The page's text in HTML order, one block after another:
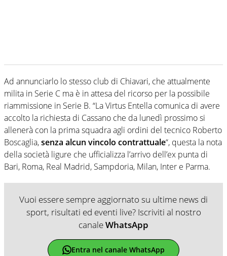
Ad annunciarlo lo stesso club di Chiavari, che attualmente
milita in Serie C ma è in attesa del ricorso per la possibile
riammissione in Serie B. “La Virtus Entella comunica di avere
accolto la richiesta di Cassano che da lunedì prossimo si
allenerà con la prima squadra agli ordini del tecnico Roberto
Boscaglia,senza alcun vincolo contrattuale“, questa la nota
della società ligure che ufficializza l’arrivo dell’ex punta di
Bari, Roma, Real Madrid, Sampdoria, Milan, Inter e Parma.
Vuoi essere sempre aggiornato su ultime news di
sport, risultati ed eventi live? Iscriviti al nostro
canaleWhatsApp
Entra nel canale WhatsApp